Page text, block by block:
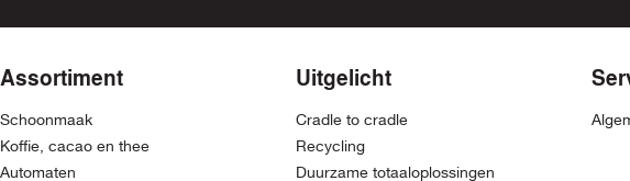
Assortiment
Schoonmaak
Koffie, cacao en thee
Automaten
Uitgelicht
Cradle to cradle
Recycling
Duurzame totaaloplossingen